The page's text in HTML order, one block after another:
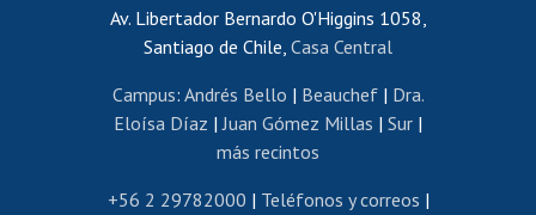
Certificado de renta
Certificado de renta honorarios
Editar páginas blancas
Extranjeras/os
Revalidación y reconocimiento de títulos
Av. Libertador Bernardo O'Higgins 1058,
Santiago de Chile, Casa Central
Campus: Andrés Bello | Beauchef| Dra.
Eloísa Díaz |Juan Gómez Millas | Sur |
más recintos
+56 2 29782000 | Teléfonos y correos |